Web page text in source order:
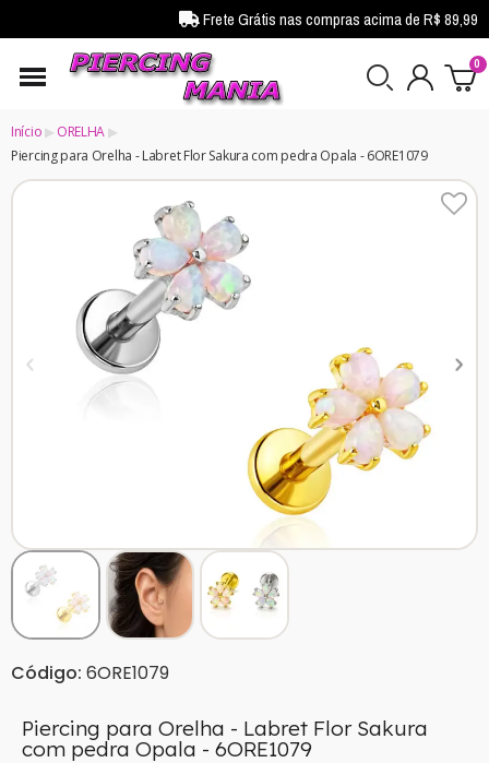
Frete Grátis nas compras acima de R$ 89,99
Início
ORELHA
Piercing para Orelha - Labret Flor Sakura com pedra Opala - 6ORE1079
Código: 6ORE1079
Piercing para Orelha - Labret Flor Sakura
com pedra Opala - 6ORE1079